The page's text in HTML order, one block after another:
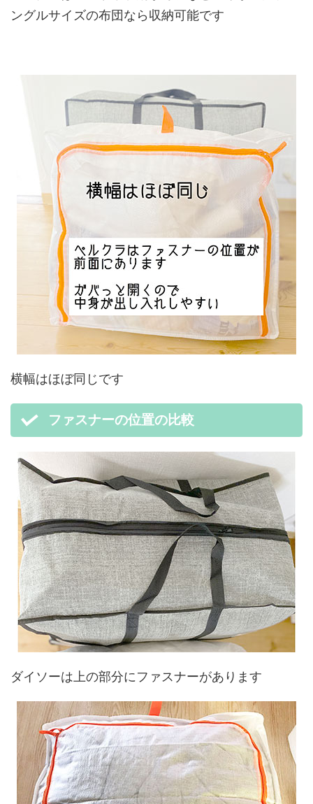
ングルサイズの布団なら収納可能です
横幅はほぼ同じです
ファスナーの位置の比較
ダイソーは上の部分にファスナーがあります